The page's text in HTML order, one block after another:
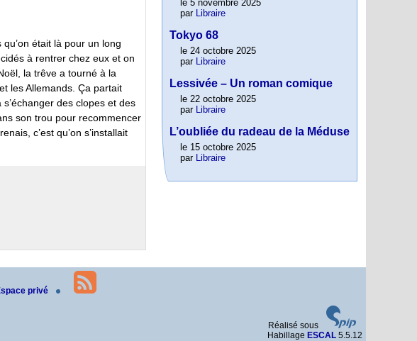
était là pour un long
à rentrer chez eux et on
la trêve a tourné à la
les Allemands. Ça partait
des clopes et des
son trou pour recommencer
c’est qu’on s’installait
le 5 novembre 2025
par Libraire
Tokyo 68
le 24 octobre 2025
par Libraire
Lessivée – Un roman comique
le 22 octobre 2025
par Libraire
L’oubliée du radeau de la Méduse
le 15 octobre 2025
par Libraire
privé
Réalisé sous
Habillage ESCAL 5.5.12